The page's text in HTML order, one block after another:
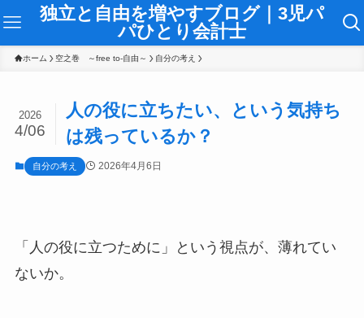
独立と自由を増やすブログ｜3児パ
パひとり会計士
ホーム 空之巻 ～free to-自由～ 自分の考え
人の役に立ちたい、という気持ち
は残っているか？
2026
4/06
自分の考え 2026年4月6日
「人の役に立つために」という視点が、薄れてい
ないか。